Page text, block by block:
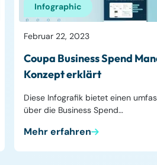
Infographic
Februar 22, 2023
Coupa Business Spend
Konzept erklärt
Diese Infografik bietet einen
über die Business Spend…
Mehr erfahren